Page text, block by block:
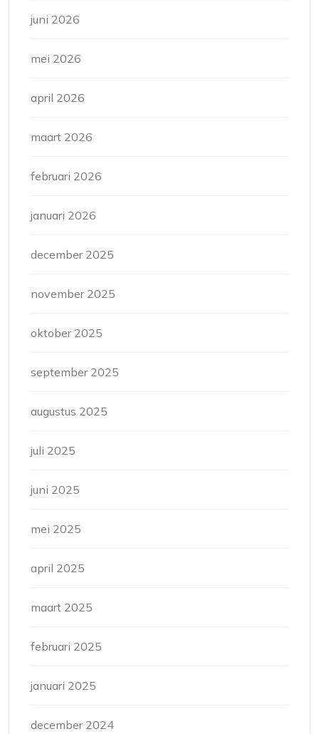
juni 2026
mei 2026
april 2026
maart 2026
februari 2026
januari 2026
december 2025
november 2025
oktober 2025
september 2025
augustus 2025
juli 2025
juni 2025
mei 2025
april 2025
maart 2025
februari 2025
januari 2025
december 2024